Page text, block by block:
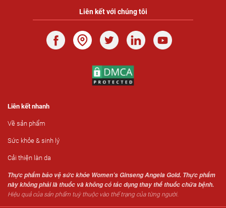
Liên kết nhanh
Về sản phẩm
Sức khỏe & sinh lý
Cải thiện làn da
Liên kết với chúng tôi
Thực phẩm bảo vệ sức khỏe Women’s Ginseng Angela Gold. Thực phẩm
này không phải là thuốc và không có tác dụng thay thế thuốc chữa bệnh.
Hiệu quả của sản phẩm tuỳ thuộc vào thể trạng của từng người.